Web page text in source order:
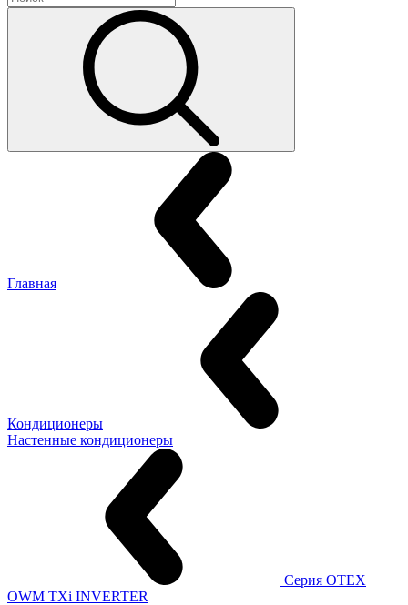
Главная
Кондиционеры
Настенные кондиционеры
Серия OTEX
OWM TXi INVERTER